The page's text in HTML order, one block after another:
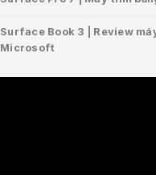
Surface Book 3 | Review
Microsoft